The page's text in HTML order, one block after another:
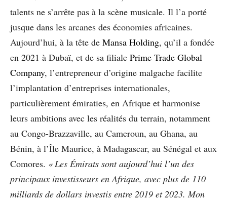
talents ne s’arrête pas à la scène musicale. Il l’a porté
jusque dans les arcanes des économies africaines.
Aujourd’hui, à la tête de Mansa Holding, qu’il a fondée
en 2021 à Dubaï, et de sa filiale Prime Trade Global
Company, l’entrepreneur d’origine malgache facilite
l’implantation d’entreprises internationales,
particulièrement émiraties, en Afrique et harmonise
leurs ambitions avec les réalités du terrain, notamment
au Congo-Brazzaville, au Cameroun, au Ghana, au
Bénin, à l’Île Maurice, à Madagascar, au Sénégal et aux
Comores. « Les Émirats sont aujourd’hui l’un des
principaux investisseurs en Afrique, avec plus de 110
milliards de dollars investis entre 2019 et 2023. Mon